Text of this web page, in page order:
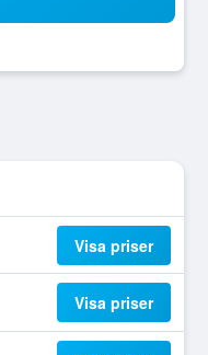
Visa priser
Visa priser